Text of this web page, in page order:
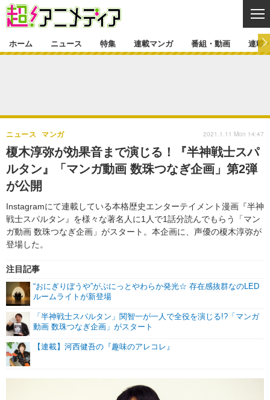
ゲーム・アプリ マンガ
グッズ イベント
新帝スタ
特集一覧 カバー
ラキりす
連載マンガ
連載マンガ一覧 連載一覧
番組・動画
番組・動画一覧 ラジオ
連載・ブログ
連載・ブログ一覧
編集部ブログ・お知らせ
ホーム ニュース 特集 連載マンガ 番組・動画 連載
榎木淳弥が効果音まで演じる！『半神戦士スパ
ルタン』「マンガ動画 数珠つなぎ企画」第2弾
が公開
Instagramにて連載している本格歴史エンターテイメント漫画『半神
戦士スパルタン』を様々な著名人に1人で1話分読んでもらう「マン
ガ動画 数珠つなぎ企画」がスタート。本企画に、声優の榎木淳弥が
登場した。
ニュース マンガ
注目記事
“おにぎりぼうや”がぷにっとやわらか発光☆ 存在感抜群なのLED
ルームライトが新登場
「半神戦士スパルタン」関智一が一人で全役を演じる!?「マンガ
動画 数珠つなぎ企画」がスタート
【連載】河西健吾の『趣味のアレコレ』
2021.1.11 Mon 14:47